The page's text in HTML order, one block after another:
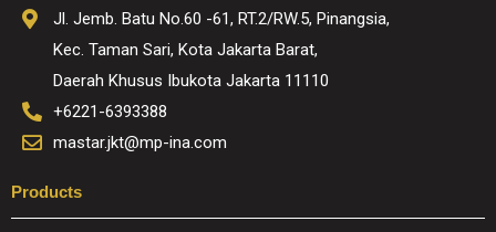
Jl. Jemb. Batu No.60 -61, RT.2/RW.5, Pinangsia,
Kec. Taman Sari, Kota Jakarta Barat,
Daerah Khusus Ibukota Jakarta 11110
+6221-6393388
mastar.jkt@mp-ina.com
Products